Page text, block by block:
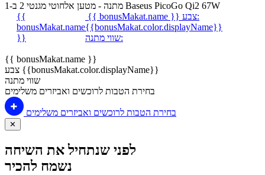
מתנה - מטען אלחוטי מגנטי 2 ב-1 Baseus PicoGo Qi2 67W
{{
bonusMakat.name
}}
{{ bonusMakat.name }}
צבע:
{{bonusMakat.color.displayName}}
שווי מתנה:
{{ bonusMakat.name }}
צבע {{bonusMakat.color.displayName}}
שווי מתנה
בחירת הטבות לרוכשים ואביזרים משלימים
בחירת הטבות לרוכשים ואביזרים משלימים
✕
לפני שנתחיל את השיחה
נשמח להכיר